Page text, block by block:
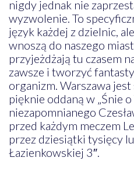
nigdy jednak nie
wyzwolenie. To
język każdej z dzielnic,
wnoszą do naszego
przyjeżdżają tu czasem
zawsze i tworzyć
organizm. Warszawa
pięknie oddaną w „Śnie
niezapomnianego
przed każdym meczem
przez dziesiątki tysięcy
Łazienkowskiej 3″.